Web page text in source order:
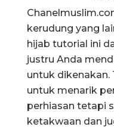
kerudung yang
hijab tutorial ini
justru Anda
untuk dikenakan.
untuk menarik
perhiasan tetapi
ketakwaan dan